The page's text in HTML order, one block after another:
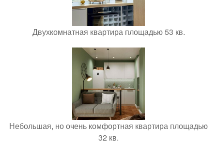
Двухкомнатная квартира площадью 53 кв.
Небольшая, но очень комфортная квартира площадью
32 кв.